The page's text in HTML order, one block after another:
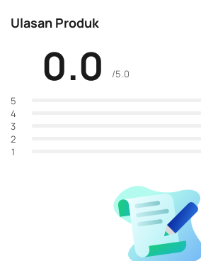
Ulasan Produk
0.0 /5.0
5
4
3
2
1